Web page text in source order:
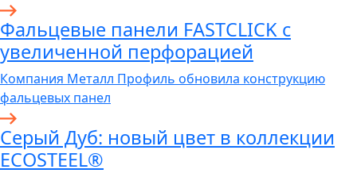
Фальцевые панели FASTCLICK с
увеличенной перфорацией
Компания Металл Профиль обновила конструкцию
фальцевых панел
Серый Дуб: новый цвет в коллекции
ECOSTEEL®